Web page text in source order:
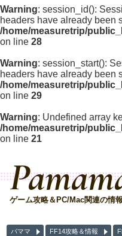
Warning: session_id():
headers have already been
/home/measuretrip/
on line 28
Warning: session_start():
headers have already been
/home/measuretrip/
on line 29
Warning: Undefined array
/home/measuretrip/
on line 21
ゲーム攻略＆PC/Mac関連の情
パママ FF14攻略＆情報